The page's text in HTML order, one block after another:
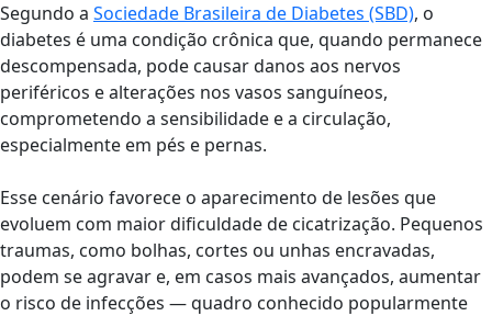
Segundo a Sociedade Brasileira de Diabetes (SBD), o
diabetes é uma condição crônica que, quando permanece
descompensada, pode causar danos aos nervos
periféricos e alterações nos vasos sanguíneos,
comprometendo a sensibilidade e a circulação,
especialmente em pés e pernas.
Esse cenário favorece o aparecimento de lesões que
evoluem com maior dificuldade de cicatrização. Pequenos
traumas, como bolhas, cortes ou unhas encravadas,
podem se agravar e, em casos mais avançados, aumentar
o risco de infecções — quadro conhecido popularmente